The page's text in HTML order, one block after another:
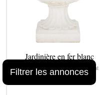
Jardinière en fer blanc
(#Maison du Monde #Partenariat
Filtrer les annonces